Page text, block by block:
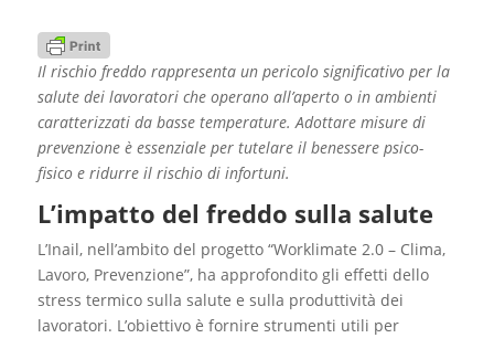
Il rischio freddo rappresenta un pericolo significativo per la
salute dei lavoratori che operano all’aperto o in ambienti
caratterizzati da basse temperature. Adottare misure di
prevenzione è essenziale per tutelare il benessere psico-
fisico e ridurre il rischio di infortuni.
L’impatto del freddo sulla salute
L’Inail, nell’ambito del progetto “Worklimate 2.0 – Clima,
Lavoro, Prevenzione”, ha approfondito gli effetti dello
stress termico sulla salute e sulla produttività dei
lavoratori. L’obiettivo è fornire strumenti utili per